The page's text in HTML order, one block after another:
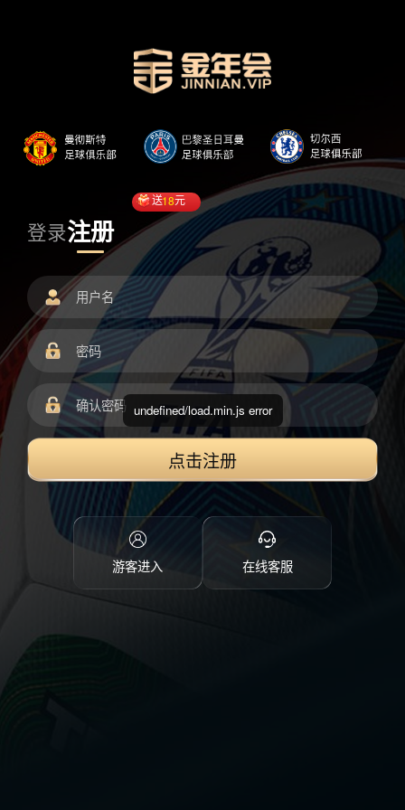
登录注册
送18元
点击注册
游客进入 在线客服
undefined/load.min.js error